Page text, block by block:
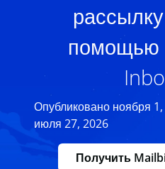
помощью
Опубликовано ноября
июля 27, 2026
Получить